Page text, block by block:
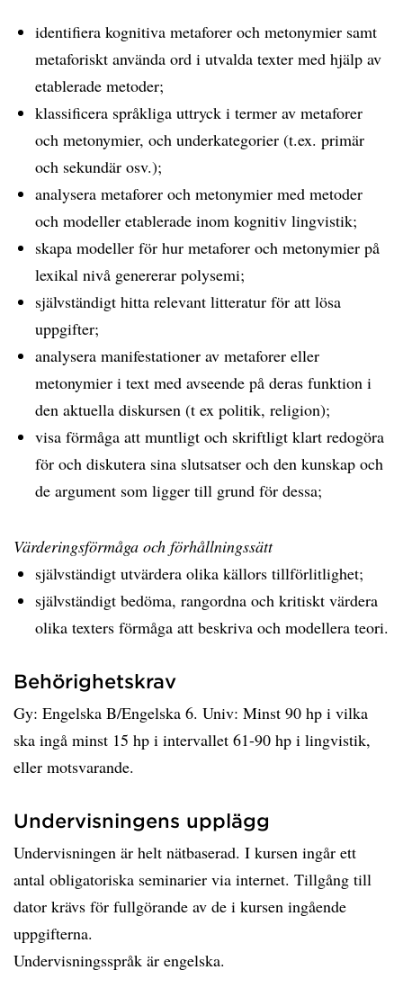
identifiera kognitiva metaforer och metonymier samt
metaforiskt använda ord i utvalda texter med hjälp av
etablerade metoder;
klassificera språkliga uttryck i termer av metaforer
och metonymier, och underkategorier (t.ex. primär
och sekundär osv.);
analysera metaforer och metonymier med metoder
och modeller etablerade inom kognitiv lingvistik;
skapa modeller för hur metaforer och metonymier på
lexikal nivå genererar polysemi;
självständigt hitta relevant litteratur för att lösa
uppgifter;
analysera manifestationer av metaforer eller
metonymier i text med avseende på deras funktion i
den aktuella diskursen (t ex politik, religion);
visa förmåga att muntligt och skriftligt klart redogöra
för och diskutera sina slutsatser och den kunskap och
de argument som ligger till grund för dessa;
Värderingsförmåga och förhållningssätt
självständigt utvärdera olika källors tillförlitlighet;
självständigt bedöma, rangordna och kritiskt värdera
olika texters förmåga att beskriva och modellera teori.
Behörighetskrav
Gy: Engelska B/Engelska 6. Univ: Minst 90 hp i vilka
ska ingå minst 15 hp i intervallet 61-90 hp i lingvistik,
eller motsvarande.
Undervisningens upplägg
Undervisningen är helt nätbaserad. I kursen ingår ett
antal obligatoriska seminarier via internet. Tillgång till
dator krävs för fullgörande av de i kursen ingående
uppgifterna.
Undervisningsspråk är engelska.